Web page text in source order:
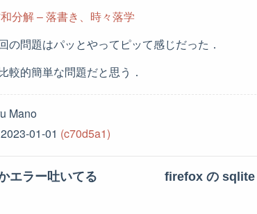
分解 – 落書き、時々落学
の問題はパッとやってピッて感じだった．
較的簡単な問題だと思う．
Mano
2023-01-01 (c70d5a1)
エラー吐いてる firefox の sqlite